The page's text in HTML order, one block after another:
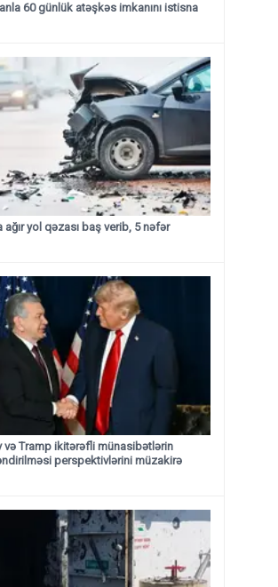
60 günlük atəşkəs imkanını istisna
ağır yol qəzası baş verib, 5 nəfər
və Tramp ikitərəfli münasibətlərin
perspektivlərini müzakirə